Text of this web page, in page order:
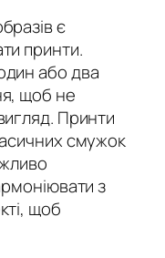
є
принти.
або два
щоб не
Принти
смужок
з
щоб